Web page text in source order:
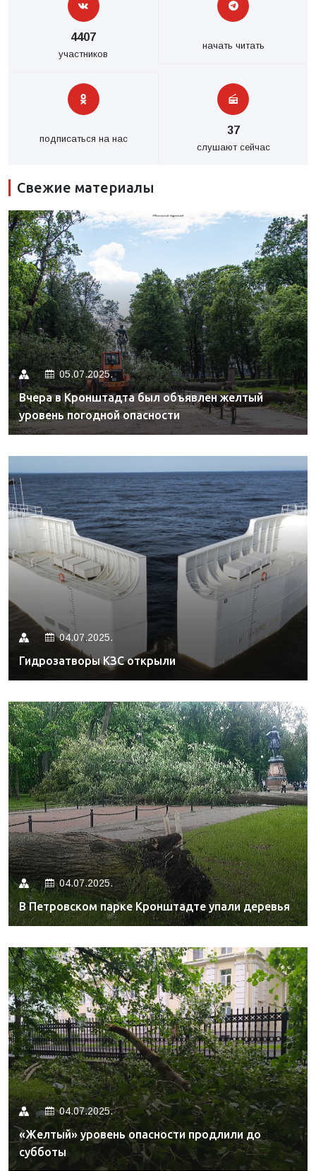
4407
участников
начать читать
подписаться на нас
37
слушают сейчас
Свежие материалы
05.07.2025.
Вчера в Кронштадта был объявлен желтый
уровень погодной опасности
04.07.2025.
Гидрозатворы КЗС открыли
04.07.2025.
В Петровском парке Кронштадте упали деревья
04.07.2025.
«Желтый» уровень опасности продлили до
субботы